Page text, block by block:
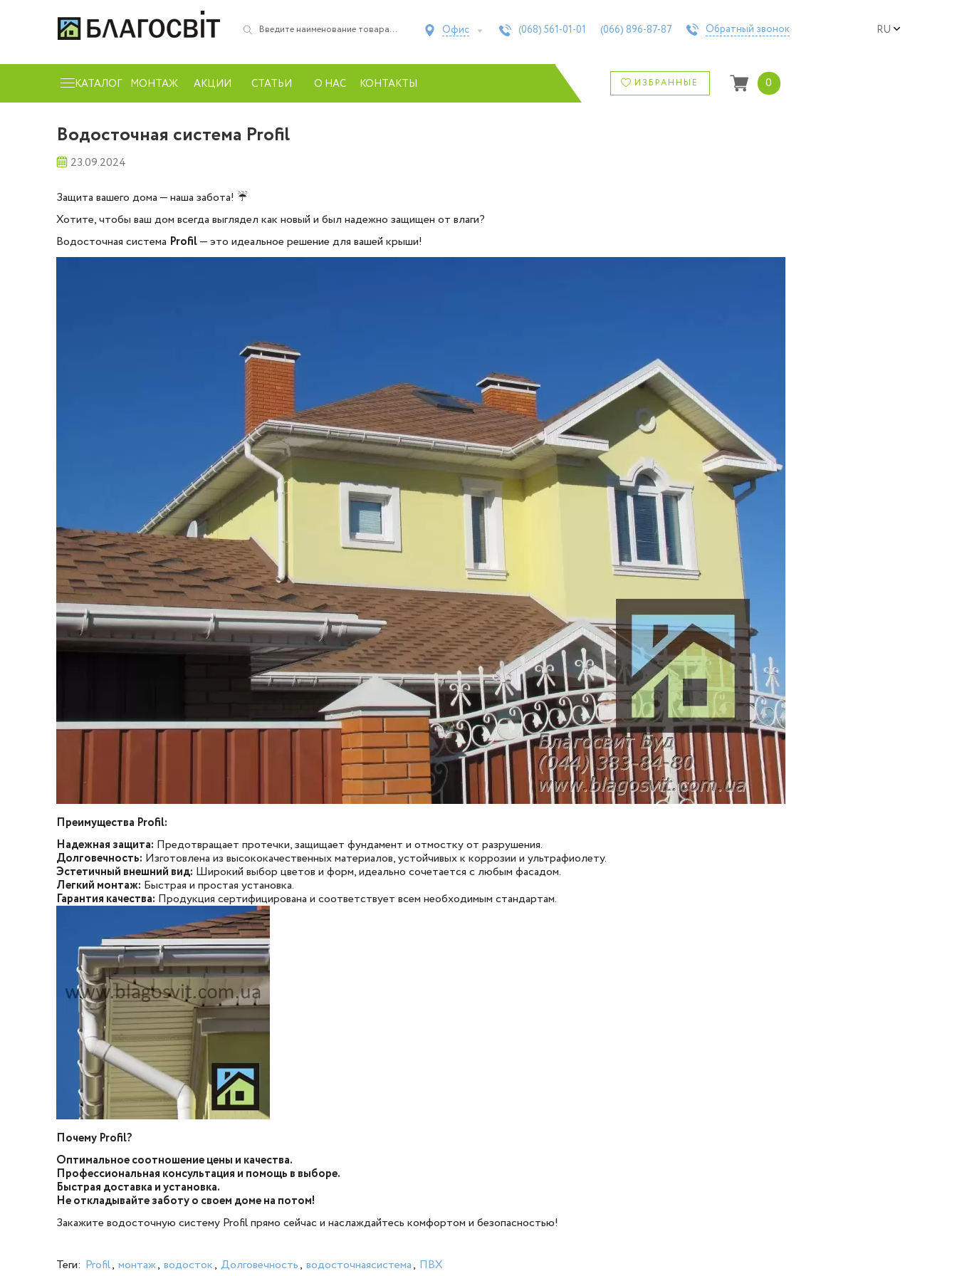
Офис (068) 561-01-01 (066) 896-87-87 Обратный звонок RU
КАТАЛОГ МОНТАЖ АКЦИИ СТАТЬИ О НАС КОНТАКТЫ ИЗБРАННЫЕ 0
Водосточная система Profil
23.09.2024
Защита вашего дома — наша забота! ☔️
Хотите, чтобы ваш дом всегда выглядел как новый и был надежно защищен от влаги?
Водосточная система Profil— это идеальное решение для вашей крыши!
Преимущества Profil:
Надежная защита: Предотвращает протечки, защищает фундамент и отмостку от разрушения.
Долговечность: Изготовлена из высококачественных материалов, устойчивых к коррозии и ультрафиолету.
Эстетичный внешний вид: Широкий выбор цветов и форм, идеально сочетается с любым фасадом.
Легкий монтаж: Быстрая и простая установка.
Гарантия качества: Продукция сертифицирована и соответствует всем необходимым стандартам.
Почему Profil?
Оптимальное соотношение цены и качества.
Профессиональная консультация и помощь в выборе.
Быстрая доставка и установка.
Не откладывайте заботу о своем доме на потом!
Закажите водосточную систему Profil прямо сейчас и наслаждайтесь комфортом и безопасностью!
Теги: Profil, монтаж, водосток, Долговечность, водосточнаясистема, ПВХ